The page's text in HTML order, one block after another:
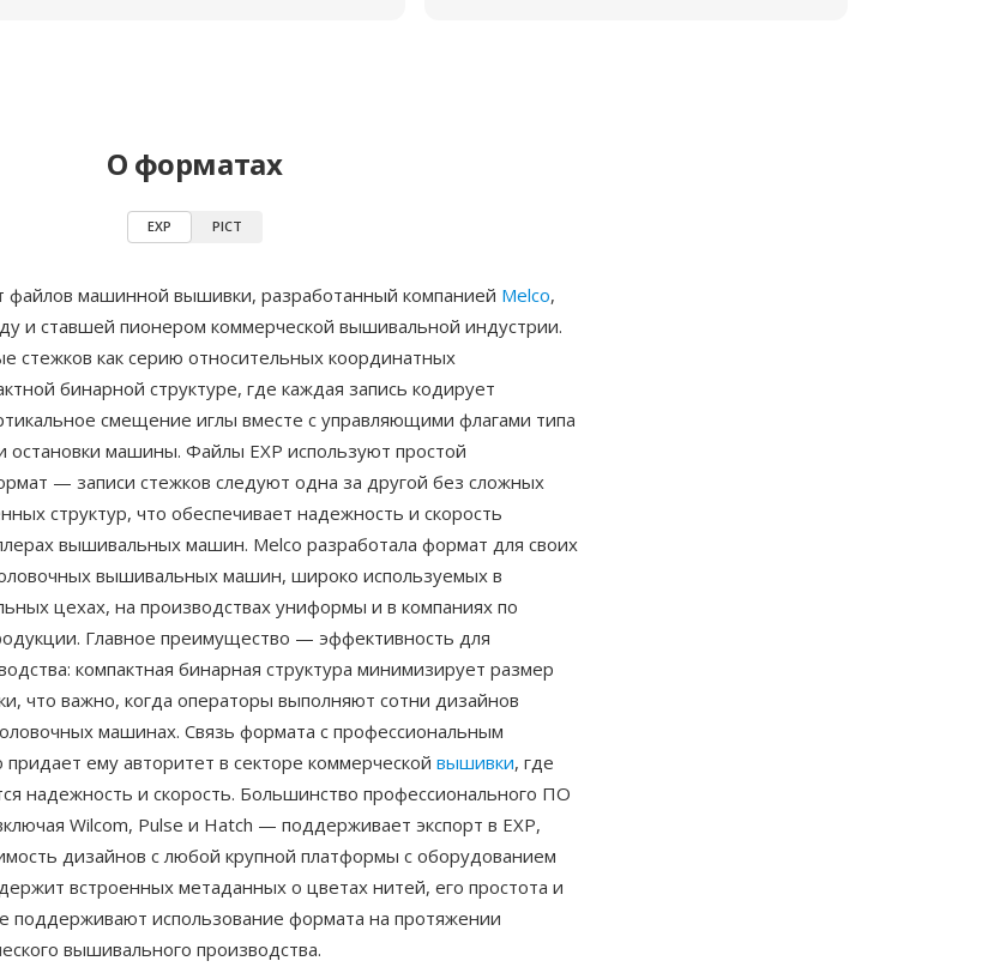
О форматах
EXP PICT
файлов машинной вышивки, разработанный компанией Melco,
и ставшей пионером коммерческой вышивальной индустрии.
стежков как серию относительных координатных
бинарной структуре, где каждая запись кодирует
смещение иглы вместе с управляющими флагами типа
остановки машины. Файлы EXP используют простой
— записи стежков следуют одна за другой без сложных
структур, что обеспечивает надежность и скорость
вышивальных машин. Melco разработала формат для своих
вышивальных машин, широко используемых в
цехах, на производствах униформы и в компаниях по
Главное преимущество — эффективность для
компактная бинарная структура минимизирует размер
что важно, когда операторы выполняют сотни дизайнов
машинах. Связь формата с профессиональным
ему авторитет в секторе коммерческой вышивки, где
надежность и скорость. Большинство профессионального ПО
Wilcom, Pulse и Hatch — поддерживает экспорт в EXP,
дизайнов с любой крупной платформы с оборудованием
встроенных метаданных о цветах нитей, его простота и
поддерживают использование формата на протяжении
вышивального производства.